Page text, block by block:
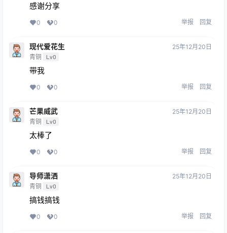
感谢分享
0 0 举报 回复
现代爱花生
青铜 Lv0
25年12月20日
带我
0 0 举报 回复
芒果威武
青铜 Lv0
25年12月20日
太棒了
0 0 举报 回复
导师潇洒
青铜 Lv0
25年12月20日
搞钱搞钱
0 0 举报 回复